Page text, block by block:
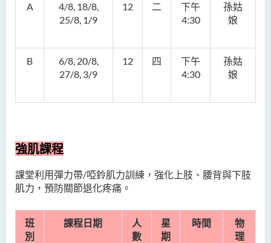
A
4/8, 18/8,
25/8, 1/9
12 二
下午
4:30
孫姑
娘
B
6/8, 20/8,
27/8, 3/9
12 四
下午
4:30
孫姑
娘
強肌課程
課堂利用彈力帶/啞鈴肌力訓練 ， 強化上肢、腰背與下肢
肌力 ，預防關節退化疼痛 。
班
別
課程日期
人
數
星
期
時間
物
理